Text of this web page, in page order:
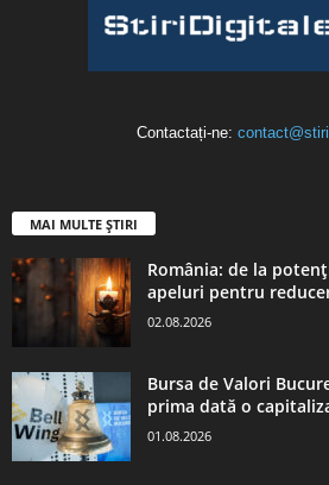
Contactați-ne:
MAI MULTE ȘTIRI
România: de la
apeluri pentru
02.08.2026
Bursa de Valori
prima dată o
01.08.2026